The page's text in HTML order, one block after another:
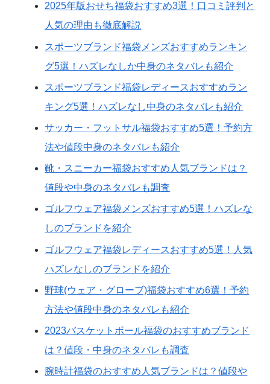
2025年版おせち福袋おすすめ3選！口コミ評判と
人気の理由も徹底解説
スポーツブランド福袋メンズおすすめランキン
グ5選！ハズレなしか中身のネタバレも紹介
スポーツブランド福袋レディースおすすめラン
キング5選！ハズレなし中身のネタバレも紹介
サッカー・フットサル福袋おすすめ5選！予約方
法や値段中身のネタバレも紹介
靴・スニーカー福袋おすすめ人気ブランドは？
値段や中身のネタバレも調査
ゴルフウェア福袋メンズおすすめ5選！ハズレな
しのブランドを紹介
ゴルフウェア福袋レディースおすすめ5選！人気
ハズレなしのブランドを紹介
野球(ウェア・グローブ)福袋おすすめ6選！予約
方法や値段中身のネタバレも紹介
2023バスケットボール福袋のおすすめブランド
は？値段・中身のネタバレも調査
腕時計福袋のおすすめ人気ブランドは？値段や